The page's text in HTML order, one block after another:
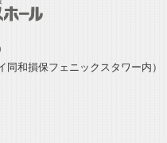
同和損保フェニックスタワー内）